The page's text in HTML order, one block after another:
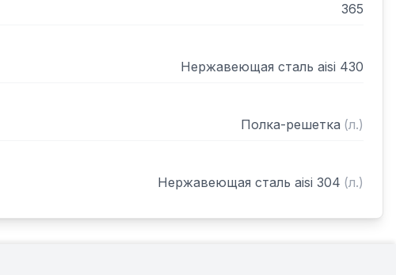
365
Нержавеющая сталь aisi 430
Полка-решетка (л.)
Нержавеющая сталь aisi 304 (л.)